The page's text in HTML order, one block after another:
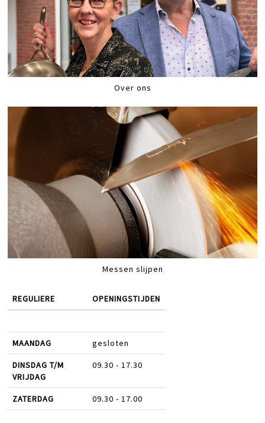
Over ons
Messen slijpen
REGULIERE OPENINGSTIJDEN
MAANDAG gesloten
DINSDAG T/M
VRIJDAG
09.30 - 17.30
ZATERDAG 09.30 - 17.00